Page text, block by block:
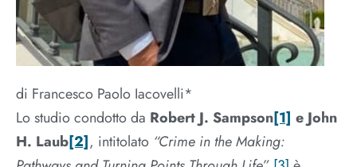
di Francesco Paolo Iacovelli*
Lo studio condotto da Robert J. Sampson[1] e John
H. Laub[2], intitolato “Crime in the Making: